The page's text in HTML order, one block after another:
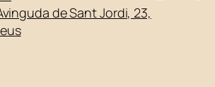
de Sant Jordi, 23,